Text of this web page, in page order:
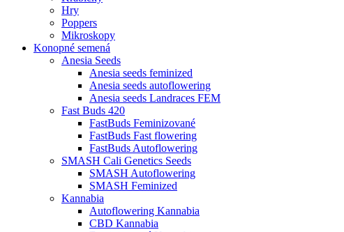
Hry
Poppers
Mikroskopy
Konopné semená
Anesia Seeds
Anesia seeds feminized
Anesia seeds autoflowering
Anesia seeds Landraces FEM
Fast Buds 420
FastBuds Feminizované
FastBuds Fast flowering
FastBuds Autoflowering
SMASH Cali Genetics Seeds
SMASH Autoflowering
SMASH Feminized
Kannabia
Autoflowering Kannabia
CBD Kannabia